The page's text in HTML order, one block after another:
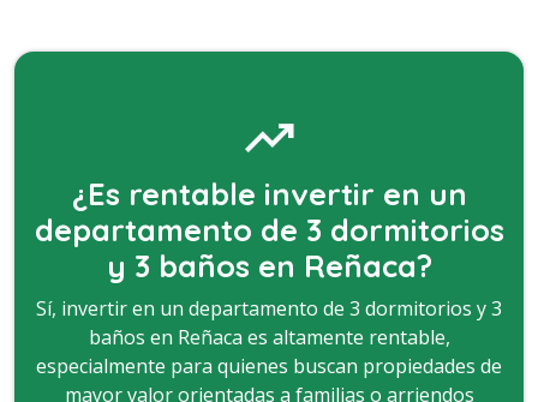
trending_up
¿Es rentable invertir en un
departamento de 3 dormitorios
y 3 baños en Reñaca?
Sí, invertir en un departamento de 3 dormitorios y 3
baños en Reñaca es altamente rentable,
especialmente para quienes buscan propiedades de
mayor valor orientadas a familias o arriendos